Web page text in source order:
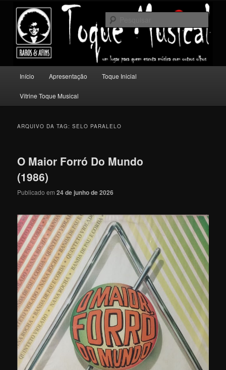
conteúdo
principal
conteúdo
secundário
Toque Musical
Um lugar para quem escuta música com outros olhos.
principal
Início Apresentação Toque Inicial
Vitrine Toque Musical
ARQUIVO DA TAG:SELO PARALELO
O Maior Forró Do Mundo
(1986)
Publicado em24 de junho de 2026